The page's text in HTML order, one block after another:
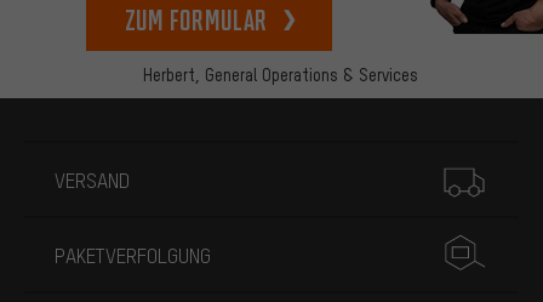
Herbert, General Operations & Services
zum Formular
VERSAND
PAKETVERFOLGUNG